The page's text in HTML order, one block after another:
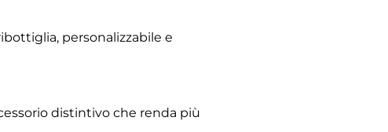
personalizzabile e
distintivo che renda più